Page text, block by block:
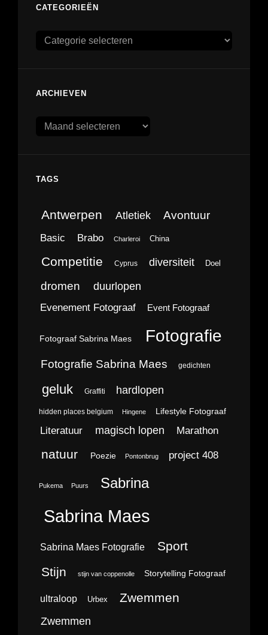
CATEGORIEËN
Categorieën
ARCHIEVEN
Archieven
TAGS
Antwerpen Atletiek Avontuur
Basic Brabo Charleroi China
Competitie Cyprus diversiteit Doel
dromen duurlopen
Evenement Fotograaf Event Fotograaf
Fotograaf Sabrina Maes Fotografie
Fotografie Sabrina Maes gedichten
geluk Graffiti hardlopen
hidden places belgium Hingene Lifestyle Fotograaf
Literatuur magisch lopen Marathon
natuur Poezie Pontonbrug project 408
Pukema Puurs Sabrina
Sabrina Maes
Sabrina Maes Fotografie Sport
Stijn stijn van coppenolle Storytelling Fotograaf
ultraloop Urbex Zwemmen
Zwemmen